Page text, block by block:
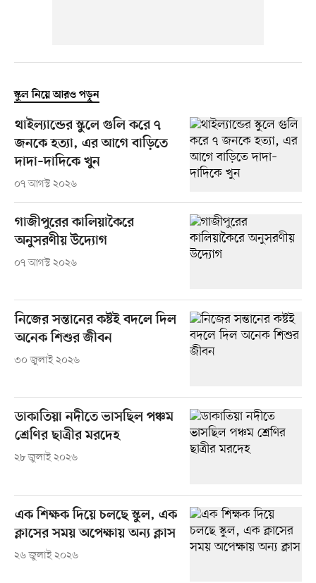
স্কুল নিয়ে আরও পড়ুন
থাইল্যান্ডের স্কুলে গুলি করে ৭
জনকে হত্যা, এর আগে বাড়িতে
দাদা–দাদিকে খুন
০৭ আগস্ট ২০২৬
গাজীপুরের কালিয়াকৈরে
অনুসরণীয় উদ্যোগ
০৭ আগস্ট ২০২৬
নিজের সন্তানের কষ্টই বদলে দিল
অনেক শিশুর জীবন
৩০ জুলাই ২০২৬
ডাকাতিয়া নদীতে ভাসছিল পঞ্চম
শ্রেণির ছাত্রীর মরদেহ
২৮ জুলাই ২০২৬
এক শিক্ষক দিয়ে চলছে স্কুল, এক
ক্লাসের সময় অপেক্ষায় অন্য ক্লাস
২৬ জুলাই ২০২৬